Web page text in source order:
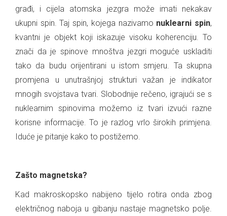
građi, i cijela atomska jezgra može imati nekakav
ukupni spin. Taj spin, kojega nazivamo nuklearni spin,
kvantni je objekt koji iskazuje visoku koherenciju. To
znači da je spinove mnoštva jezgri moguće uskladiti
tako da budu orijentirani u istom smjeru. Ta skupna
promjena u unutrašnjoj strukturi važan je indikator
mnogih svojstava tvari. Slobodnije rečeno, igrajući se s
nuklearnim spinovima možemo iz tvari izvući razne
korisne informacije. To je razlog vrlo širokih primjena.
Iduće je pitanje kako to postižemo.
Zašto magnetska?
Kad makroskopsko nabijeno tijelo rotira onda zbog
električnog naboja u gibanju nastaje magnetsko polje.